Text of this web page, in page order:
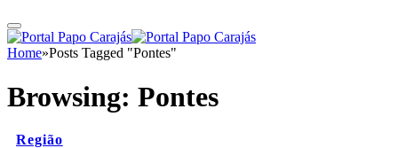
Home»Posts Tagged "Pontes"
Browsing: Pontes
Região